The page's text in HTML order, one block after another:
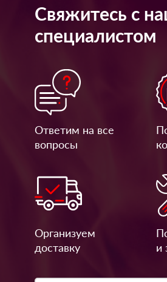
Свяжитесь с
специалистом
Ответим на все
вопросы
Организуем
доставку
и